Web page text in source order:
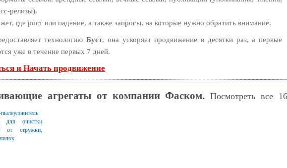
релизы).
где рост или падение, а также запросы, на которые нужно обратить внимание.
технологию Буст, она ускоряет продвижение в десятки раз, а первые
уже в течение первых 7 дней.
и Начать продвижение
агрегаты от компании Фаском. Посмотреть все
для очистки
от стружки,